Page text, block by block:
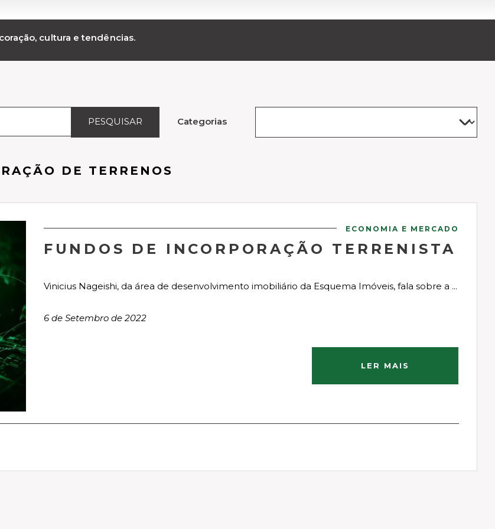
cultura e tendências.
PESQUISAR Categorias
DE TERRENOS
ECONOMIA E MERCADO
FUNDOS DE INCORPORAÇÃO TERRENISTA
Vinicius Nageishi, da área de desenvolvimento imobiliário da Esquema Imóveis, fala sobre a ...
6 de Setembro de 2022
LER MAIS